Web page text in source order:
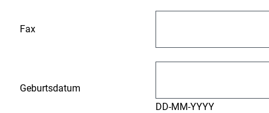
Fax
Geburtsdatum
DD-MM-YYYY